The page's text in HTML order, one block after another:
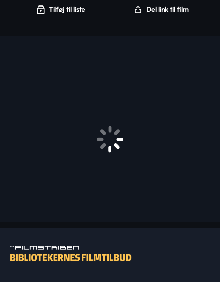
Tilføj til liste Del link til film